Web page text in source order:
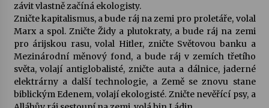
Vysočinka
17. 7. 2026
Ozvěny prázdnin
14. 7. 2026
závit vlastně začíná ekologisty.
Zničte kapitalismus, a bude ráj na zemi pro proletáře, volal
Marx a spol. Zničte Židy a plutokraty, a bude ráj na zemi
pro árijskou rasu, volal Hitler, zničte Světovou banku a
Mezinárodní měnový fond, a bude ráj v zemích třetího
světa, volají antiglobalisté, zničte auta a dálnice, jaderné
elektrárny a další technologie, a Země se znovu stane
biblickým Edenem, volají ekologisté. Zničte nevěřící psy, a